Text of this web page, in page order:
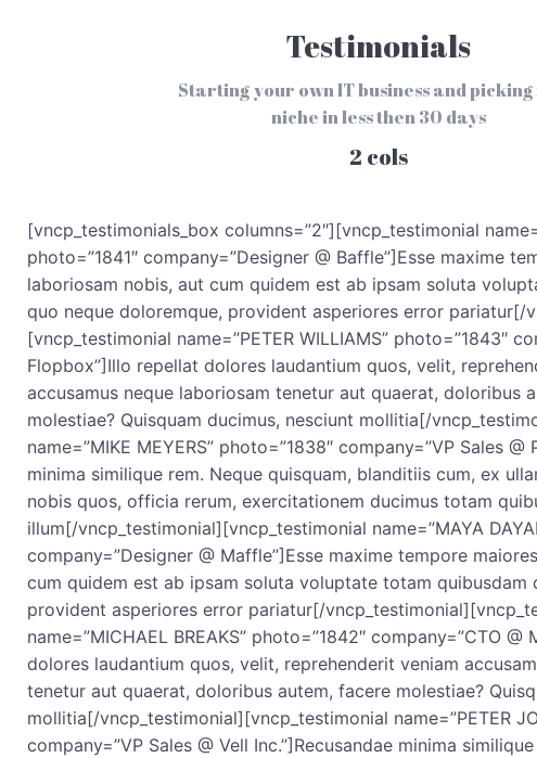
Testimonials
Starting your own IT business and
niche in less then 30 days
2 cols
[vncp_testimonials_box columns=”2″][vncp_testimonial
photo=”1841″ company=”Designer @ Baffle”]Esse maxime
laboriosam nobis, aut cum quidem est ab ipsam soluta
quo neque doloremque, provident asperiores error pariatur[/
[vncp_testimonial name=”PETER WILLIAMS” photo=”1843″
Flopbox”]Illo repellat dolores laudantium quos, velit,
accusamus neque laboriosam tenetur aut quaerat, doloribus
molestiae? Quisquam ducimus, nesciunt mollitia[/
name=”MIKE MEYERS” photo=”1838″ company=”VP Sales @
minima similique rem. Neque quisquam, blanditiis cum, ex
nobis quos, officia rerum, exercitationem ducimus totam
illum[/vncp_testimonial][vncp_testimonial name=”MAYA
company=”Designer @ Maffle”]Esse maxime tempore
cum quidem est ab ipsam soluta voluptate totam quibusdam
provident asperiores error pariatur[/
name=”MICHAEL BREAKS” photo=”1842″ company=”CTO
dolores laudantium quos, velit, reprehenderit veniam
tenetur aut quaerat, doloribus autem, facere molestiae?
mollitia[/vncp_testimonial][vncp_testimonial name=”PETER
company=”VP Sales @ Vell Inc.”]Recusandae minima